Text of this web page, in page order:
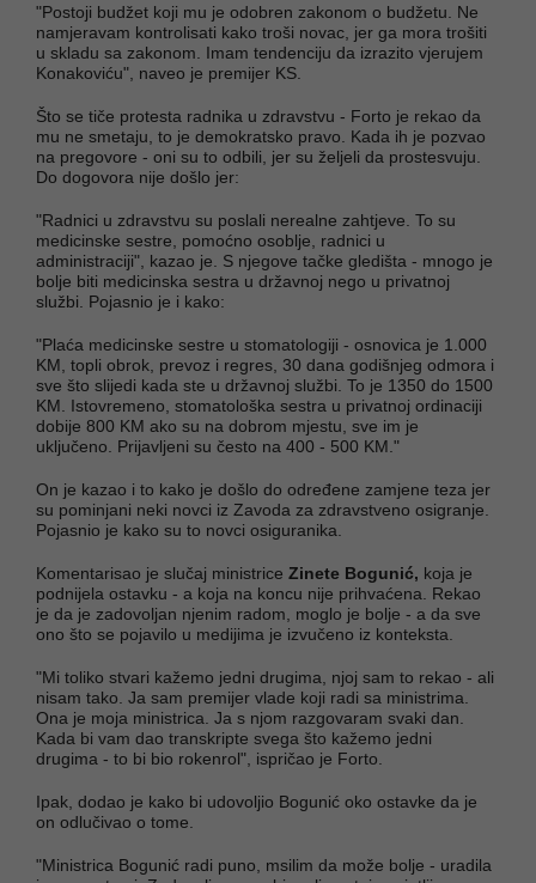
"Postoji budžet koji mu je odobren zakonom o budžetu. Ne
namjeravam kontrolisati kako troši novac, jer ga mora trošiti
u skladu sa zakonom. Imam tendenciju da izrazito vjerujem
Konakoviću", naveo je premijer KS.
Što se tiče protesta radnika u zdravstvu - Forto je rekao da
mu ne smetaju, to je demokratsko pravo. Kada ih je pozvao
na pregovore - oni su to odbili, jer su željeli da prostesvuju.
Do dogovora nije došlo jer:
"Radnici u zdravstvu su poslali nerealne zahtjeve. To su
medicinske sestre, pomoćno osoblje, radnici u
administraciji", kazao je. S njegove tačke gledišta - mnogo je
bolje biti medicinska sestra u državnoj nego u privatnoj
službi. Pojasnio je i kako:
"Plaća medicinske sestre u stomatologiji - osnovica je 1.000
KM, topli obrok, prevoz i regres, 30 dana godišnjeg odmora i
sve što slijedi kada ste u državnoj službi. To je 1350 do 1500
KM. Istovremeno, stomatološka sestra u privatnoj ordinaciji
dobije 800 KM ako su na dobrom mjestu, sve im je
uključeno. Prijavljeni su često na 400 - 500 KM."
On je kazao i to kako je došlo do određene zamjene teza jer
su pominjani neki novci iz Zavoda za zdravstveno osigranje.
Pojasnio je kako su to novci osiguranika.
Komentarisao je slučaj ministrice Zinete Bogunić, koja je
podnijela ostavku - a koja na koncu nije prihvaćena. Rekao
je da je zadovoljan njenim radom, moglo je bolje - a da sve
ono što se pojavilo u medijima je izvučeno iz konteksta.
"Mi toliko stvari kažemo jedni drugima, njoj sam to rekao - ali
nisam tako. Ja sam premijer vlade koji radi sa ministrima.
Ona je moja ministrica. Ja s njom razgovaram svaki dan.
Kada bi vam dao transkripte svega što kažemo jedni
drugima - to bi bio rokenrol", ispričao je Forto.
Ipak, dodao je kako bi udovoljio Bogunić oko ostavke da je
on odlučivao o tome.
"Ministrica Bogunić radi puno, msilim da može bolje - uradila